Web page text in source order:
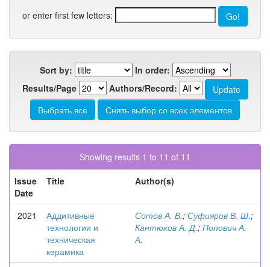
or enter first few letters:
Sort by:
In order:
Results/Page
Authors/Record:
Showing results 1 to 11 of 11
Issue
Date
Title Author(s)
2021
Аддитивные
технологии и
техническая
керамика
Сотов А. В.; Суфияров В. Ш.;
Кантюков А. Д.; Попович А.
А.